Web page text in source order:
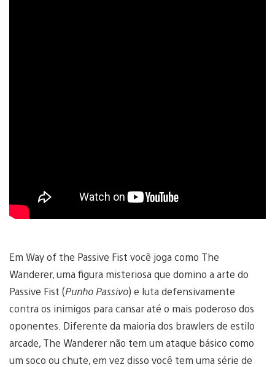
Em Way of the Passive Fist você joga como The
Wanderer, uma figura misteriosa que domino a arte do
Passive Fist (Punho Passivo) e luta defensivamente
contra os inimigos para cansar até o mais poderoso dos
oponentes. Diferente da maioria dos brawlers de estilo
arcade, The Wanderer não tem um ataque básico como
um soco ou chute, em vez disso você tem uma série de